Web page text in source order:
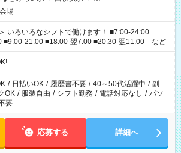
場
いろいろなシフトで働けます！ ■7:00-24:00
■9:00-21:00 ■18:00-翌7:00 ■20:30-翌11:00 など
/ 日払いOK / 履歴書不要 / 40～50代活躍中 / 副
OK / 服装自由 / シフト勤務 / 電話対応なし / パソ
要
応募する 詳細へ